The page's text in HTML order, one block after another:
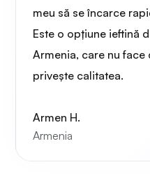
meu să se încarce
Este o opțiune ieftină
Armenia, care nu
privește calitatea.
Armen H.
Armenia